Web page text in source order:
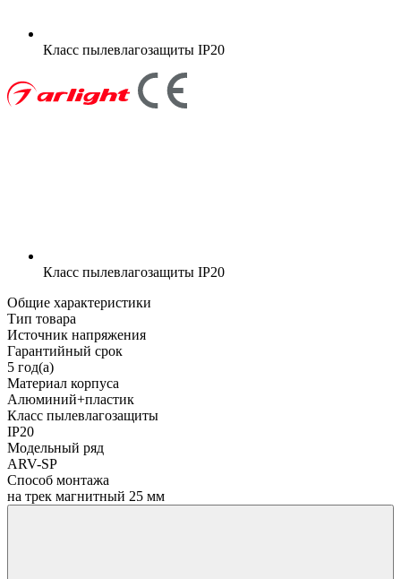
Класс пылевлагозащиты IP20
Класс пылевлагозащиты IP20
Общие характеристики
Тип товара
Источник напряжения
Гарантийный срок
5 год(а)
Материал корпуса
Алюминий+пластик
Класс пылевлагозащиты
IP20
Модельный ряд
ARV-SP
Способ монтажа
на трек магнитный 25 мм